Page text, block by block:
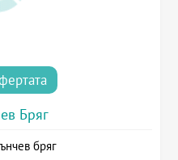
Бряг
бряг